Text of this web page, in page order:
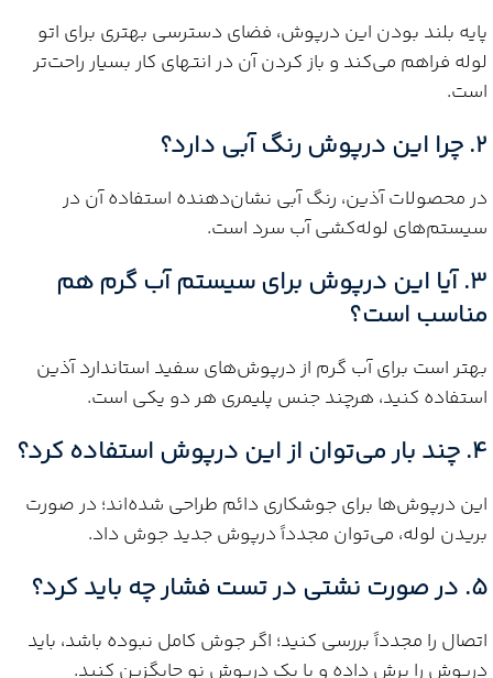
پایه بلند بودن این درپوش، فضای دسترسی بهتری برای اتو
لوله فراهم می‌کند و باز کردن آن در انتهای کار بسیار راحت‌تر
است.
2. چرا این درپوش رنگ آبی دارد؟
در محصولات آذین، رنگ آبی نشان‌دهنده استفاده آن در
سیستم‌های لوله‌کشی آب سرد است.
3. آیا این درپوش برای سیستم آب گرم هم
مناسب است؟
بهتر است برای آب گرم از درپوش‌های سفید استاندارد آذین
استفاده کنید، هرچند جنس پلیمری هر دو یکی است.
4. چند بار می‌توان از این درپوش استفاده کرد؟
این درپوش‌ها برای جوشکاری دائم طراحی شده‌اند؛ در صورت
بریدن لوله، می‌توان مجدداً درپوش جدید جوش داد.
5. در صورت نشتی در تست فشار چه باید کرد؟
اتصال را مجدداً بررسی کنید؛ اگر جوش کامل نبوده باشد، باید
درپوش را برش داده و با یک درپوش نو جایگزین کنید.